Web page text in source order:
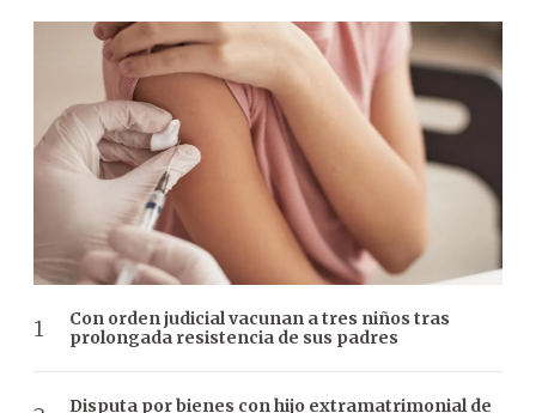
Con orden judicial vacunan a tres niños tras
prolongada resistencia de sus padres
Disputa por bienes con hijo extramatrimonial de